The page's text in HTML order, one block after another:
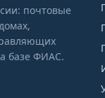
почтовые
базе ФИАС.